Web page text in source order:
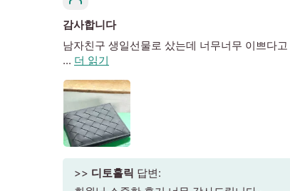
감사합니다
남자친구 생일선물로 샀는데 너무너무 이쁘다
... 더 읽기
>> 디토홀릭 답변: